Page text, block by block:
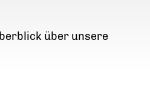
über unsere